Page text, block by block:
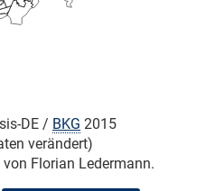
DE / BKG 2015
verändert)
von Florian Ledermann.